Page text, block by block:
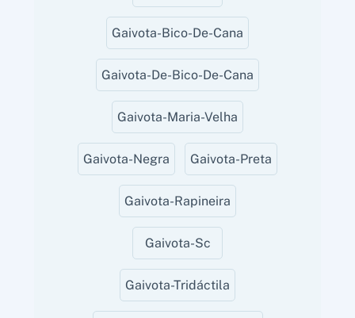
Gaivota-Bico-De-Cana
Gaivota-De-Bico-De-Cana
Gaivota-Maria-Velha
Gaivota-Negra Gaivota-Preta
Gaivota-Rapineira
Gaivota-Sc
Gaivota-Tridáctila